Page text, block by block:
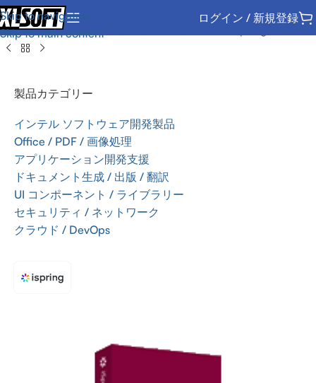
Skip to navigation
Skip to main content
ログイン / 新規登録
ーム/Office / PDF / 画像処理
製品カテゴリー
インテル ソフトウェア開発製品
Office / PDF / 画像処理
アプリケーション開発支援
ドキュメント生成 / 出版 / 翻訳
UI コンポーネント / ライブラリー
セキュリティ / ネットワーク
クラウド / DevOps